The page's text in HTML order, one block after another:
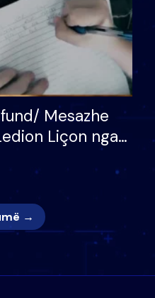
Mesazhe
Liçon nga
moderatori
Nuk meritoj…
→